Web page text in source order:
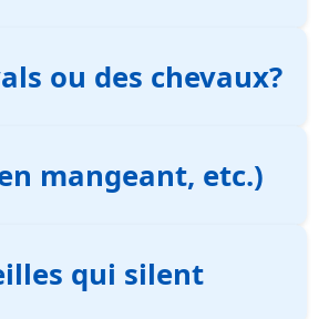
ou des chevaux?
mangeant, etc.)
qui silent